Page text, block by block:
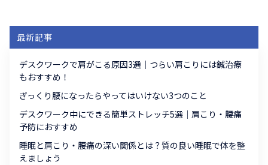
最新記事
デスクワークで肩がこる原因3選｜つらい肩こりには鍼治療
もおすすめ！
ぎっくり腰になったらやってはいけない3つのこと
デスクワーク中にできる簡単ストレッチ5選｜肩こり・腰痛
予防におすすめ
睡眠と肩こり・腰痛の深い関係とは？質の良い睡眠で体を整
えましょう